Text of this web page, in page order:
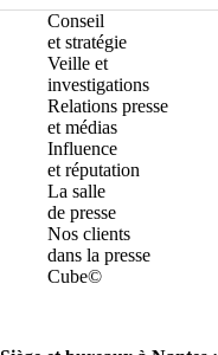
Conseil
et stratégie
Veille et
investigations
Relations presse
et médias
Influence
et réputation
La salle
de presse
Nos clients
dans la presse
Cube©